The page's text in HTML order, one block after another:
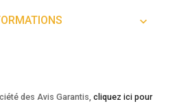

des Avis Garantis, cliquez ici pour